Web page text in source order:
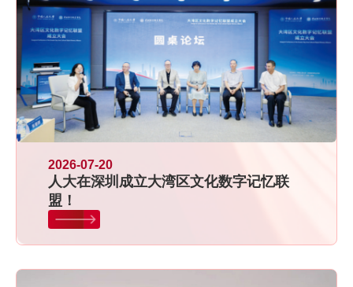
2026-07-20
人大在深圳成立大湾区文化数字记忆联
盟！